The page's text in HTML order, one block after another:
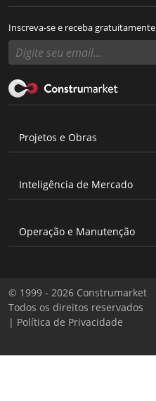
Inscreva-se e receba gratuitamente
Projetos e Obras
Inteligência de Mercado
Operação e Manutenção
© 1999 - 2026 Construmarket
Todos os direitos reservados
| Política de Privacidade